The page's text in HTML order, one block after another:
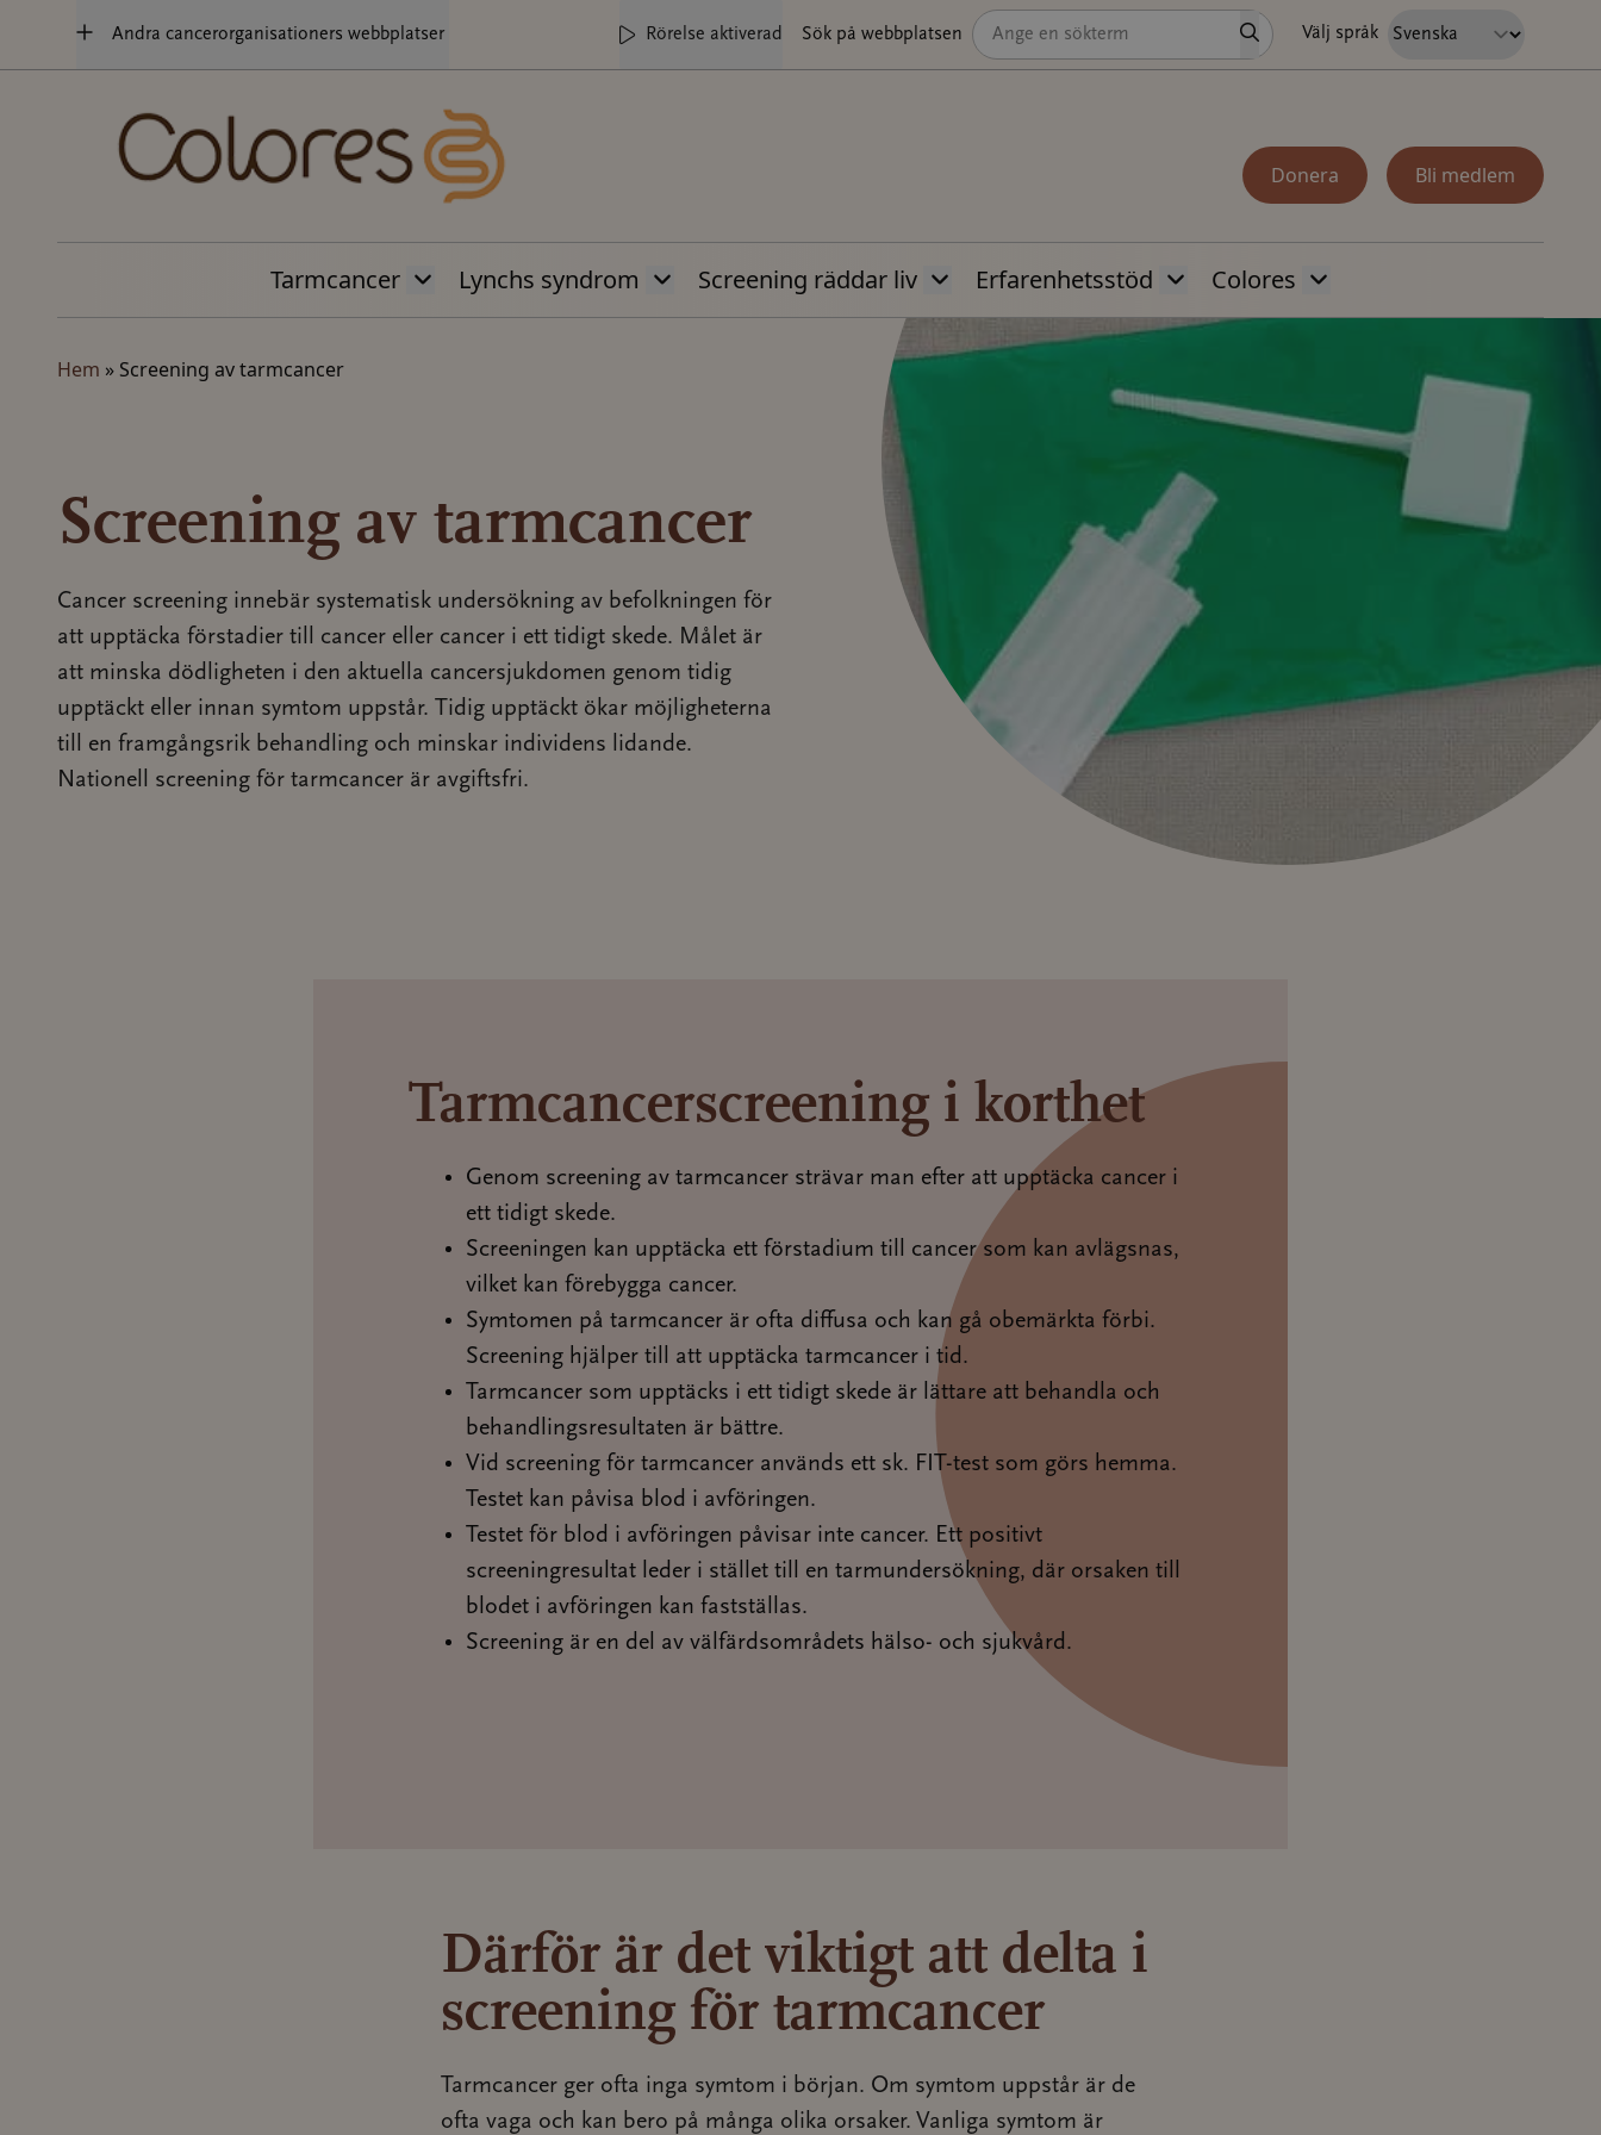
innehåll
Andra cancerorganisationers webbplatser Rörelse aktiverad Sök på webbplatsen Sök Välj språk
Donera Bli medlem
Tarmcancer Lynchs syndrom Screening räddar liv Erfarenhetsstöd Colores
Hem » Screening av tarmcancer
Screening av tarmcancer
Cancer screening innebär systematisk undersökning av befolkningen för
att upptäcka förstadier till cancer eller cancer i ett tidigt skede. Målet är
att minska dödligheten i den aktuella cancersjukdomen genom tidig
upptäckt eller innan symtom uppstår. Tidig upptäckt ökar möjligheterna
till en framgångsrik behandling och minskar individens lidande.
Nationell screening för tarmcancer är avgiftsfri.
Tarmcancerscreening i korthet
Genom screening av tarmcancer strävar man efter att upptäcka cancer i
ett tidigt skede.
Screeningen kan upptäcka ett förstadium till cancer som kan avlägsnas,
vilket kan förebygga cancer.
Symtomen på tarmcancer är ofta diffusa och kan gå obemärkta förbi.
Screening hjälper till att upptäcka tarmcancer i tid.
Tarmcancer som upptäcks i ett tidigt skede är lättare att behandla och
behandlingsresultaten är bättre.
Vid screening för tarmcancer används ett sk. FIT-test som görs hemma.
Testet kan påvisa blod i avföringen.
Testet för blod i avföringen påvisar inte cancer. Ett positivt
screeningresultat leder i stället till en tarmundersökning, där orsaken till
blodet i avföringen kan fastställas.
Screening är en del av välfärdsområdets hälso- och sjukvård.
Därför är det viktigt att delta i
screening för tarmcancer
Tarmcancer ger ofta inga symtom i början. Om symtom uppstår är de
ofta vaga och kan bero på många olika orsaker. Vanliga symtom är